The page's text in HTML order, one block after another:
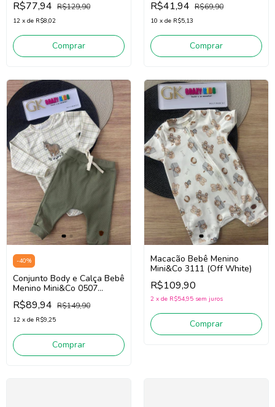
R$77,94 R$129,90
12 x de R$8,02
Comprar
R$41,94 R$69,90
10 x de R$5,13
Comprar
-40%
Conjunto Body e Calça Bebê
Menino Mini&Co 0507
(Bege/Verde)
R$89,94 R$149,90
12 x de R$9,25
Comprar
Macacão Bebê Menino
Mini&Co 3111 (Off White)
R$109,90
2 x de R$54,95 sem juros
Comprar